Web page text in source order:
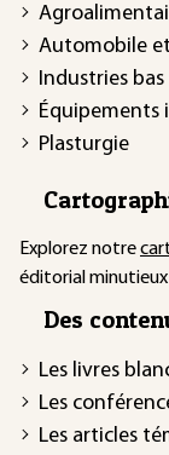
Automobile
Industries
Équipements
Plasturgie
Explorez notre
éditorial minutieux
Des
Les livres
Les
Les articles